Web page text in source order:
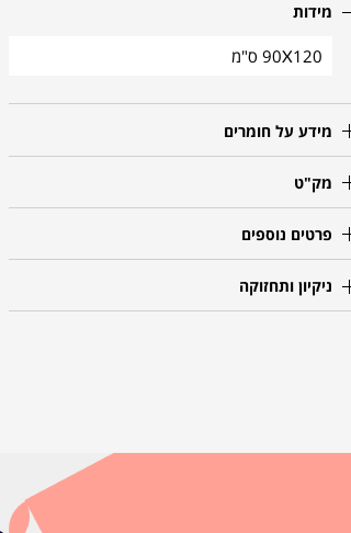
מידות
90X120 ס"מ
מידע על חומרים
מק"ט
פרטים נוספים
ניקיון ותחזוקה